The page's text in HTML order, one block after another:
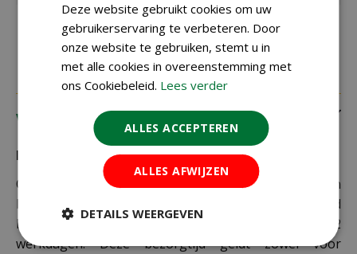
Materiaal gerecycled polypropyleen
Verzending
Bezorging:
Om uw bestelling goed en veilig bij u thuis te laten
bezorgen maken wij gebruik van PostNL. De levertijd
bedraagt doorgaans tussen de 1 en 2
werkdagen. Deze bezorgtijd geldt zowel voor
Deze website gebruikt cookies om uw
gebruikerservaring te verbeteren. Door
onze website te gebruiken, stemt u in
met alle cookies in overeenstemming met
ons Cookiebeleid. Lees verder
ALLES ACCEPTEREN
ALLES AFWIJZEN
DETAILS WEERGEVEN